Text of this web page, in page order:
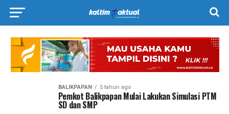
BALIKPAPAN 5 tahun ago
Pemkot Balikpapan Mulai Lakukan Simulasi PTM
SD dan SMP